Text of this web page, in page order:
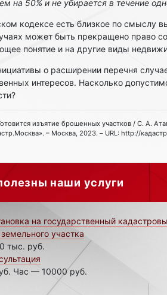
на 50% и не убирается в течение
кодексе есть близкое по смыслу
может быть прекращено право
понятие и на другие виды
о расширении перечня
интересов. Насколько
изъятие брошенных участков / С. А.
– Москва, 2023. – URL: http://
наши услуги
на государственный
участка
тыс. руб.
Час — 10000 руб.